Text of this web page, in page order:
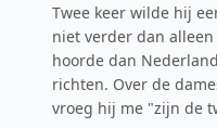
Twee keer wilde hij
niet verder dan
hoorde dan
richten. Over de
vroeg hij me "zijn de